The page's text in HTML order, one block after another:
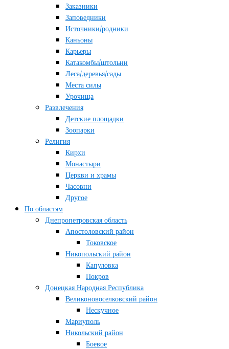
Заказники
Заповедники
Источники/родники
Каньоны
Карьеры
Катакомбы/штольни
Леса/деревья/сады
Места силы
Урочища
Развлечения
Детские площадки
Зоопарки
Религия
Кирхи
Монастыри
Церкви и храмы
Часовни
Другое
По областям
Днепропетровская область
Апостоловский район
Токовское
Никопольский район
Капуловка
Покров
Донецкая Народная Республика
Великоновоселковский район
Нескучное
Мариуполь
Никольский район
Боевое